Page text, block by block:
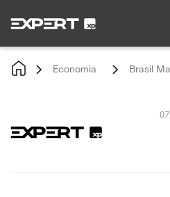
Economia Brasil